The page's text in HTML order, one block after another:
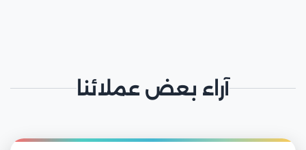
آراء بعض عملائنا